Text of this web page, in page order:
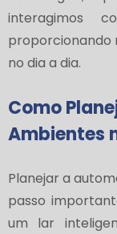
interagimos
proporcionando
no dia a dia.
Como
Ambientes
Planejar a
passo
um lar